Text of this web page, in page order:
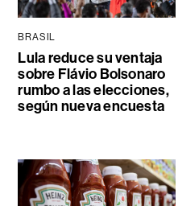
BRASIL
Lula reduce su ventaja
sobre Flávio Bolsonaro
rumbo a las elecciones,
según nueva encuesta